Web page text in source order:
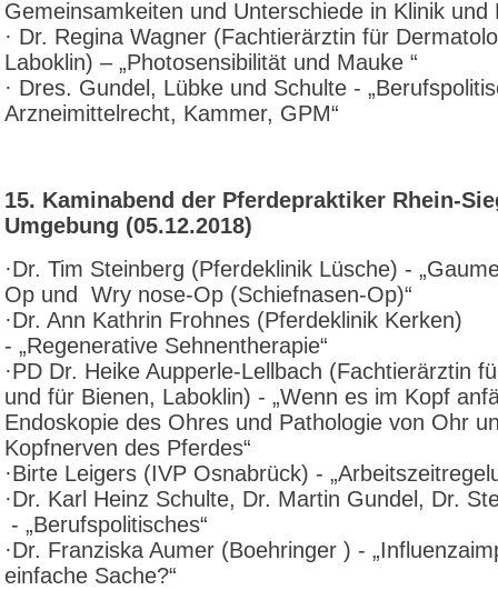
Gemeinsamkeiten und Unterschiede in Klinik und
· Dr. Regina Wagner (Fachtierärztin für
Laboklin) – „Photosensibilität und Mauke “
· Dres. Gundel, Lübke und Schulte -
Arzneimittelrecht, Kammer, GPM“
15. Kaminabend der Pferdepraktiker Rhein-
Umgebung (05.12.2018)
·Dr. Tim Steinberg (Pferdeklinik Lüsche) -
Op und Wry nose-Op (Schiefnasen-Op)“
·Dr. Ann Kathrin Frohnes (Pferdeklinik Kerken)
- „Regenerative Sehnentherapie“
·PD Dr. Heike Aupperle-Lellbach (Fachtierärztin
und für Bienen, Laboklin) - „Wenn es im Kopf
Endoskopie des Ohres und Pathologie von Ohr
Kopfnerven des Pferdes“
·Birte Leigers (IVP Osnabrück) -
·Dr. Karl Heinz Schulte, Dr. Martin Gundel, Dr.
- „Berufspolitisches“
·Dr. Franziska Aumer (Boehringer ) -
einfache Sache?“